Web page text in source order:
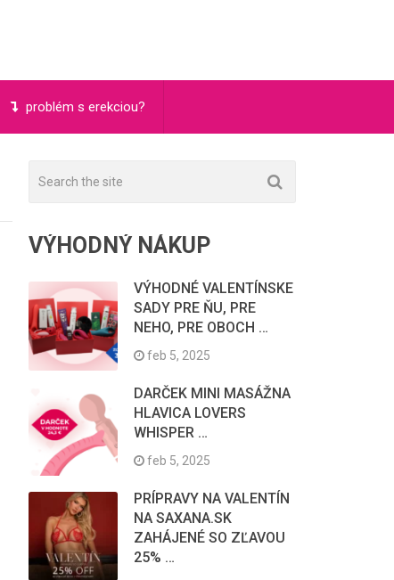
problém s erekciou?
VÝHODNÝ NÁKUP
VÝHODNÉ VALENTÍNSKE
SADY PRE ŇU, PRE
NEHO, PRE OBOCH …
feb 5, 2025
DARČEK MINI MASÁŽNA
HLAVICA LOVERS
WHISPER …
feb 5, 2025
PRÍPRAVY NA VALENTÍN
NA SAXANA.SK
ZAHÁJENÉ SO ZĽAVOU
25% …